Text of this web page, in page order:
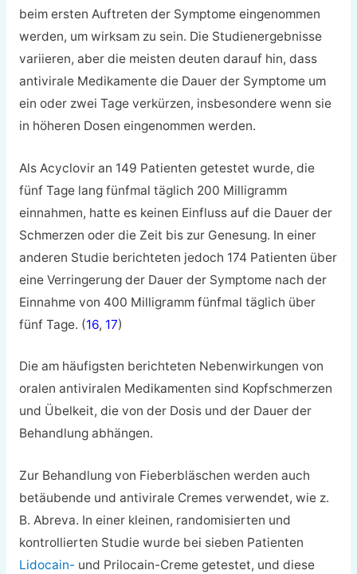
beim ersten Auftreten der Symptome eingenommen
werden, um wirksam zu sein. Die Studienergebnisse
variieren, aber die meisten deuten darauf hin, dass
antivirale Medikamente die Dauer der Symptome um
ein oder zwei Tage verkürzen, insbesondere wenn sie
in höheren Dosen eingenommen werden.
Als Acyclovir an 149 Patienten getestet wurde, die
fünf Tage lang fünfmal täglich 200 Milligramm
einnahmen, hatte es keinen Einfluss auf die Dauer der
Schmerzen oder die Zeit bis zur Genesung. In einer
anderen Studie berichteten jedoch 174 Patienten über
eine Verringerung der Dauer der Symptome nach der
Einnahme von 400 Milligramm fünfmal täglich über
fünf Tage. (16, 17)
Die am häufigsten berichteten Nebenwirkungen von
oralen antiviralen Medikamenten sind Kopfschmerzen
und Übelkeit, die von der Dosis und der Dauer der
Behandlung abhängen.
Zur Behandlung von Fieberbläschen werden auch
betäubende und antivirale Cremes verwendet, wie z.
B. Abreva. In einer kleinen, randomisierten und
kontrollierten Studie wurde bei sieben Patienten
Lidocain- und Prilocain-Creme getestet, und diese